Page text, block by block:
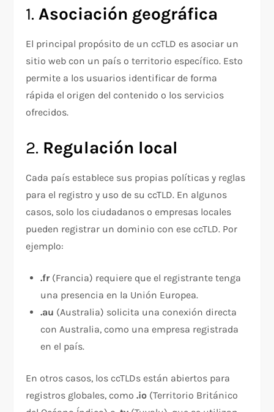
1. Asociación geográfica
El principal propósito de un ccTLD es asociar un
sitio web con un país o territorio específico. Esto
permite a los usuarios identificar de forma
rápida el origen del contenido o los servicios
ofrecidos.
2. Regulación local
Cada país establece sus propias políticas y reglas
para el registro y uso de su ccTLD. En algunos
casos, solo los ciudadanos o empresas locales
pueden registrar un dominio con ese ccTLD. Por
ejemplo:
.fr(Francia) requiere que el registrante tenga
una presencia en la Unión Europea.
.au (Australia) solicita una conexión directa
con Australia, como una empresa registrada
en el país.
En otros casos, los ccTLDs están abiertos para
registros globales, como.io (Territorio Británico